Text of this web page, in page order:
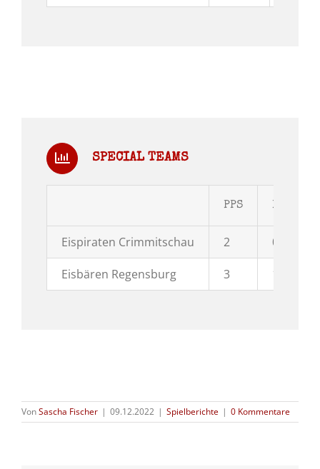
SPECIAL TEAMS
PPS PPG
Eispiraten Crimmitschau 2 0
Eisbären Regensburg 3 1
VonSascha Fischer | 09.12.2022 | Spielberichte | 0 Kommentare